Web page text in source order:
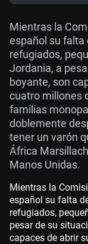
Mientras la
español su falta
refugiados,
Jordania, a
boyante, son
cuatro millones
familias
doblemente
tener un varón
África
Manos Unidas.
Mientras la
español su falta
refugiados,
pesar de su
capaces de abrir